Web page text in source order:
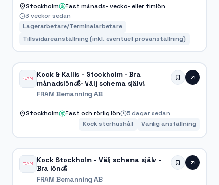
Stockholm
Fast månads- vecko- eller timlön
3 veckor sedan
Lagerarbetare/Terminalarbetare
Tillsvidareanställning (inkl. eventuell provanställning)
Kock & Kallis - Stockholm - Bra
månadslön💰- Välj schema själv!
FRAM Bemanning AB
Stockholm Fast och rörlig lön
5 dagar sedan
Kock storhushåll
Vanlig anställning
Kock Stockholm - Välj schema själv -
Bra lön💰
FRAM Bemanning AB